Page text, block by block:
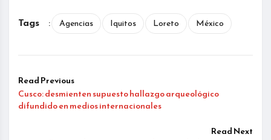
Tags : Agencias Iquitos Loreto México
Read Previous
Cusco: desmienten supuesto hallazgo arqueológico
difundido en medios internacionales
Read Next